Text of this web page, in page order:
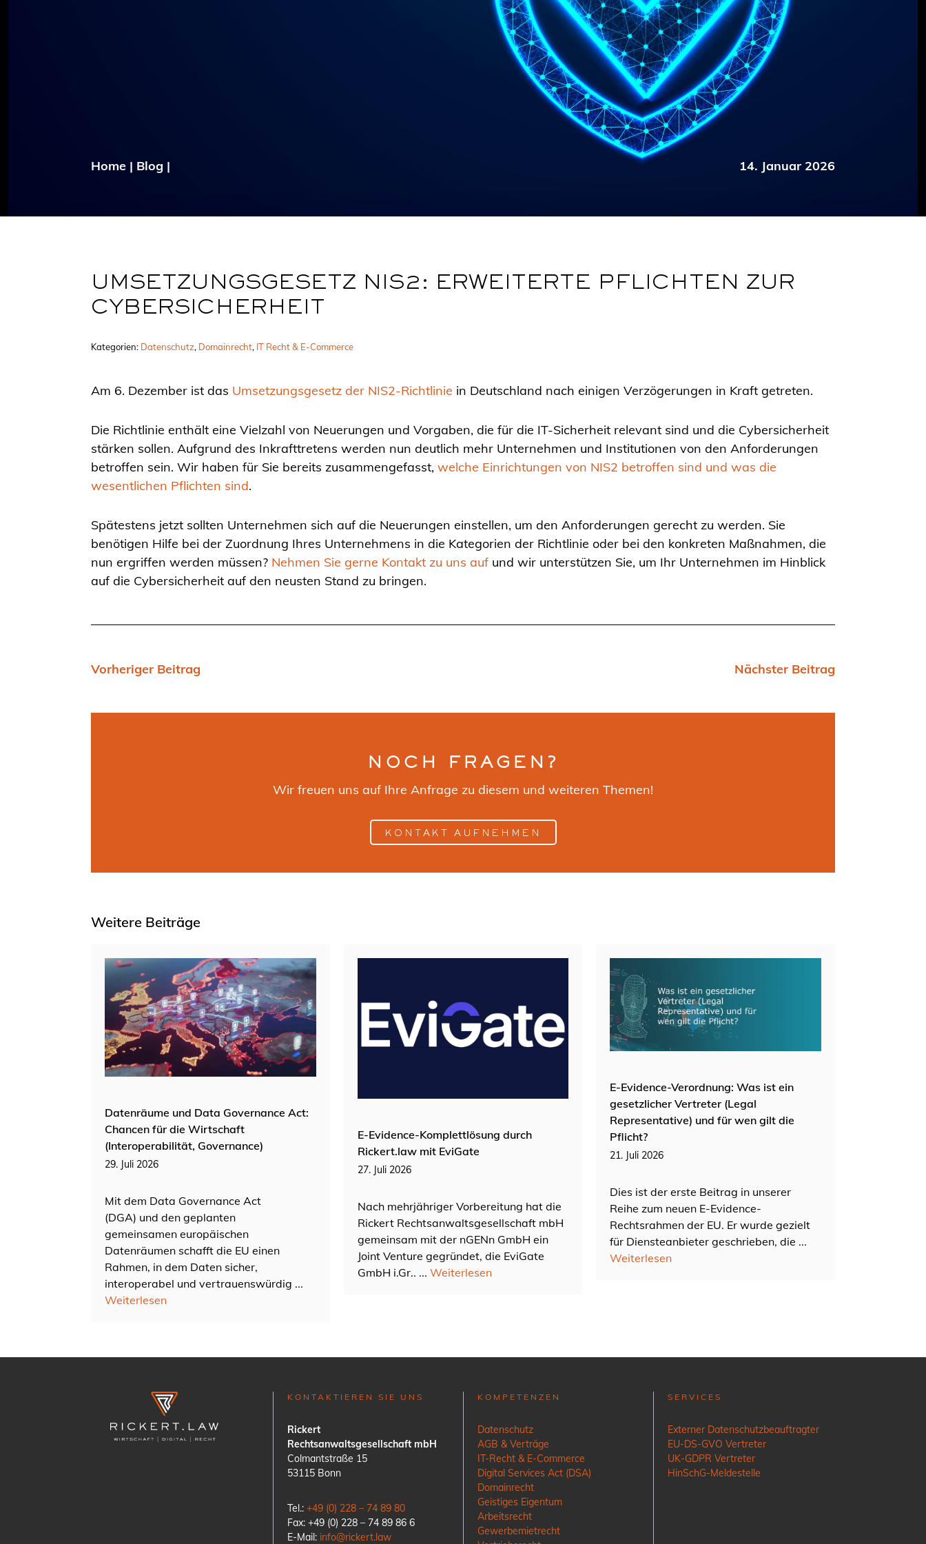
Home | Blog | 14. Januar 2026
UMSETZUNGSGESETZ NIS2: ERWEITERTE PFLICHTEN ZUR
CYBERSICHERHEIT
Kategorien: Datenschutz, Domainrecht, IT Recht & E-Commerce
Am 6. Dezember ist das Umsetzungsgesetz der NIS2-Richtlinie in Deutschland nach einigen Verzögerungen in Kraft getreten.
Die Richtlinie enthält eine Vielzahl von Neuerungen und Vorgaben, die für die IT-Sicherheit relevant sind und die Cybersicherheit
stärken sollen. Aufgrund des Inkrafttretens werden nun deutlich mehr Unternehmen und Institutionen von den Anforderungen
betroffen sein. Wir haben für Sie bereits zusammengefasst, welche Einrichtungen von NIS2 betroffen sind und was die
wesentlichen Pflichten sind.
Spätestens jetzt sollten Unternehmen sich auf die Neuerungen einstellen, um den Anforderungen gerecht zu werden. Sie
benötigen Hilfe bei der Zuordnung Ihres Unternehmens in die Kategorien der Richtlinie oder bei den konkreten Maßnahmen, die
nun ergriffen werden müssen? Nehmen Sie gerne Kontakt zu uns auf und wir unterstützen Sie, um Ihr Unternehmen im Hinblick
auf die Cybersicherheit auf den neusten Stand zu bringen.
Vorheriger Beitrag Nächster Beitrag
NOCH FRAGEN?
Wir freuen uns auf Ihre Anfrage zu diesem und weiteren Themen!
KONTAKT AUFNEHMEN
Weitere Beiträge
Datenräume und Data Governance Act:
Chancen für die Wirtschaft
(Interoperabilität, Governance)
29. Juli 2026
Mit dem Data Governance Act
(DGA) und den geplanten
gemeinsamen europäischen
Datenräumen schafft die EU einen
Rahmen, in dem Daten sicher,
interoperabel und vertrauenswürdig ...
Weiterlesen
E-Evidence-Komplettlösung durch
Rickert.law mit EviGate
27. Juli 2026
Nach mehrjähriger Vorbereitung hat die
Rickert Rechtsanwaltsgesellschaft mbH
gemeinsam mit der nGENn GmbH ein
Joint Venture gegründet, die EviGate
GmbH i.Gr.. ... Weiterlesen
E-Evidence-Verordnung: Was ist ein
gesetzlicher Vertreter (Legal
Representative) und für wen gilt die
Pflicht?
21. Juli 2026
Dies ist der erste Beitrag in unserer
Reihe zum neuen E-Evidence-
Rechtsrahmen der EU. Er wurde gezielt
für Diensteanbieter geschrieben, die ...
Weiterlesen
KONTAKTIEREN SIE UNS
Rickert
Rechtsanwaltsgesellschaft mbH
Colmantstraße 15
53115 Bonn
Tel.: +49 (0) 228 – 74 89 80
Fax: +49 (0) 228 – 74 89 86 6
E-Mail: info@rickert.law
KOMPETENZEN
Datenschutz
AGB & Verträge
IT-Recht & E-Commerce
Digital Services Act (DSA)
Domainrecht
Geistiges Eigentum
Arbeitsrecht
Gewerbemietrecht
SERVICES
Externer Datenschutzbeauftragter
EU-DS-GVO Vertreter
UK-GDPR Vertreter
HinSchG-Meldestelle